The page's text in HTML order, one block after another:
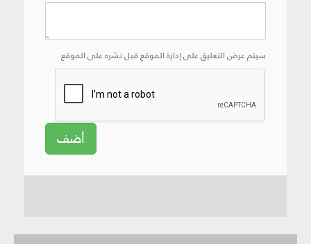
سيتم عرض التعليق على إدارة الموقع قبل نشره على الموقع
أضف